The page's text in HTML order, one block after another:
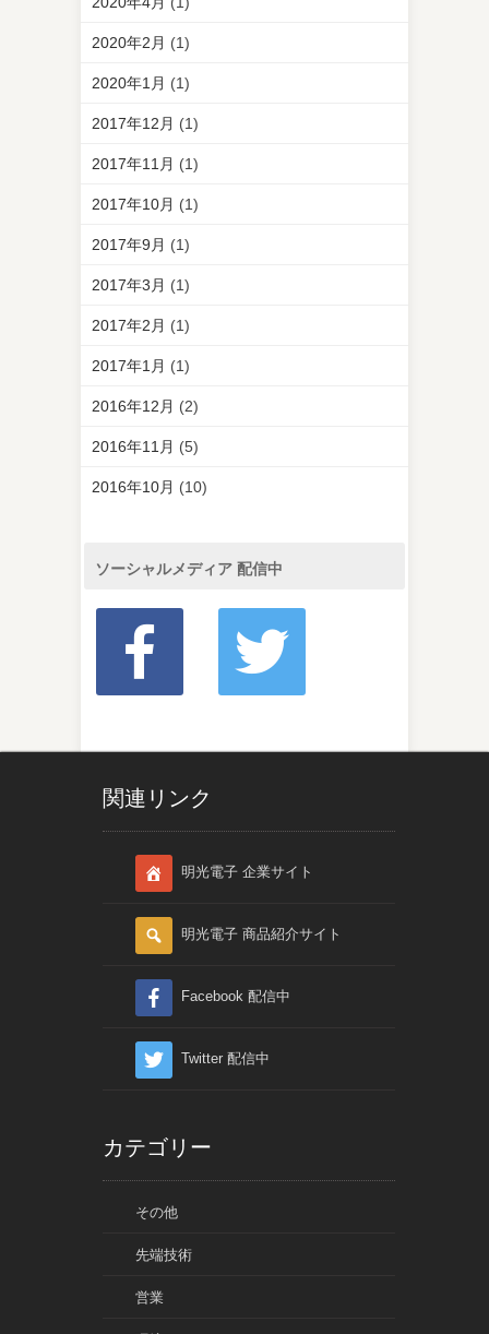
2020年2月 (1)
2020年1月 (1)
2017年12月 (1)
2017年11月 (1)
2017年10月 (1)
2017年9月 (1)
2017年3月 (1)
2017年2月 (1)
2017年1月 (1)
2016年12月 (2)
2016年11月 (5)
2016年10月 (10)
ソーシャルメディア 配信中
関連リンク
明光電子 企業サイト
明光電子 商品紹介サイト
Facebook 配信中
Twitter 配信中
カテゴリー
その他
先端技術
営業